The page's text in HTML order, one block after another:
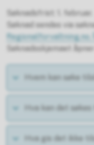
Søknadsfrist: 1. februar.
Søknad sendes via
Regionalforvaltning.no.
Søknadsskjemaet
Hvem kan søke
Hva kan det
Hva gis det ikke